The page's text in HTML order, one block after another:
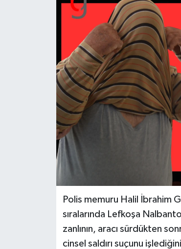
Polis memuru Halil İbrahim
sıralarında Lefkoşa
zanlının, aracı sürdükten
cinsel saldırı suçunu